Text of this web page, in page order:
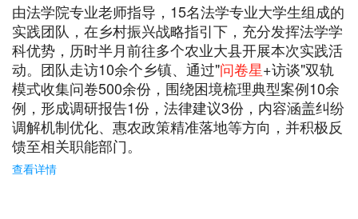
由法学院专业老师指导，15名法学专业大学生组成的
实践团队，在乡村振兴战略指引下，充分发挥法学学
科优势，历时半月前往多个农业大县开展本次实践活
动。团队走访10余个乡镇、通过"问卷星+访谈"双轨
模式收集问卷500余份，围绕困境梳理典型案例10余
例，形成调研报告1份，法律建议3份，内容涵盖纠纷
调解机制优化、惠农政策精准落地等方向，并积极反
馈至相关职能部门。
查看详情